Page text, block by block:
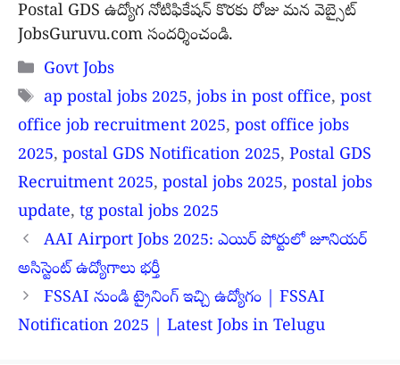
Postal GDS ఉద్యోగ నోటిఫికేషన్ కొరకు రోజు మన వెబ్సైట్
JobsGuruvu.com సందర్శించండి.
Categories
Govt Jobs
Tags
ap postal jobs 2025,jobs in post office, post
office job recruitment 2025, post office jobs
2025, postal GDS Notification 2025, Postal GDS
Recruitment 2025, postal jobs 2025, postal jobs
update, tg postal jobs 2025
AAI Airport Jobs 2025: ఎయిర్ పోర్టులో జూనియర్
అసిస్టెంట్ ఉద్యోగాలు భర్తీ
FSSAI నుండి ట్రైనింగ్ ఇచ్చి ఉద్యోగం | FSSAI
Notification 2025 | Latest Jobs in Telugu